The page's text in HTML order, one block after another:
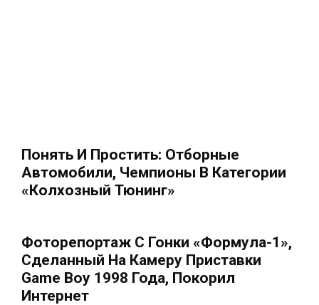
Понять И Простить: Отборные
Автомобили, Чемпионы В Категории
«колхозный Тюнинг»
Фоторепортаж С Гонки «Формула-1»,
Сделанный На Камеру Приставки
Game Boy 1998 Года, Покорил
Интернет